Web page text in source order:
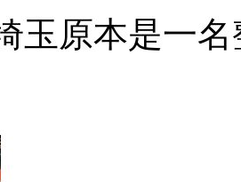
玉原本是一名